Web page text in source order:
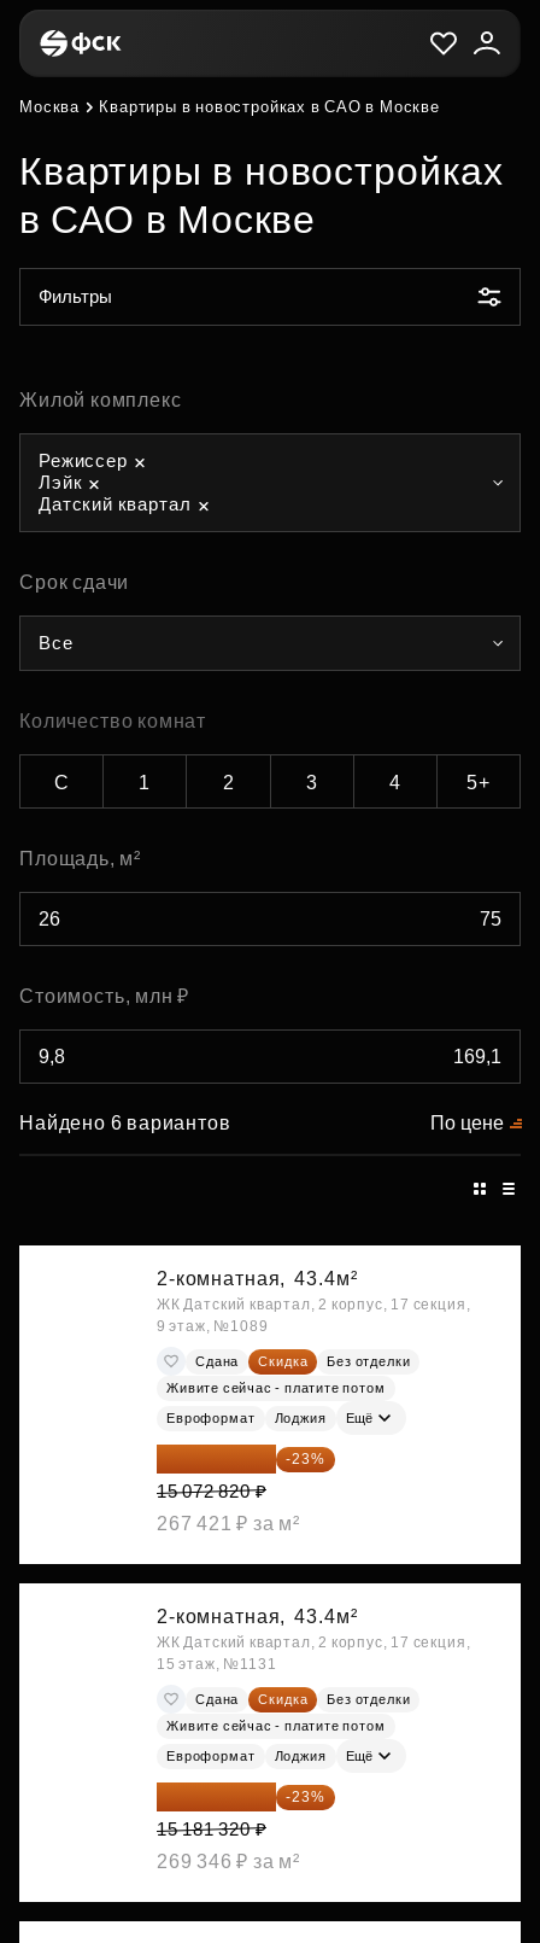
Москва Квартиры в новостройках в САО в Москве
Квартиры в новостройках
в САО в Москве
Фильтры
Жилой комплекс
Режиссер
Лэйк
Датский квартал
Срок сдачи
Все
Количество комнат
С 1 2 3 4 5+
Площадь, м²
Стоимость, млн ₽
Найдено 6 вариантов По цене
2-комнатная, 43.4м²
ЖК Датский квартал, 2 корпус, 17 секция,
9 этаж, №1089
Сдана Скидка
Без отделки
Живите сейчас - платите потом
Евроформат Лоджия Ещё
11 606 071 ₽ -23%
15 072 820 ₽
267 421 ₽ за м²
2-комнатная, 43.4м²
ЖК Датский квартал, 2 корпус, 17 секция,
15 этаж, №1131
Сдана Скидка
Без отделки
Живите сейчас - платите потом
Евроформат Лоджия Ещё
11 689 616 ₽ -23%
15 181 320 ₽
269 346 ₽ за м²